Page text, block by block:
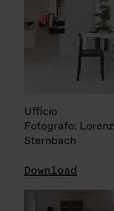
Ufficio
Fotografo: Lorenz
Sternbach
Download